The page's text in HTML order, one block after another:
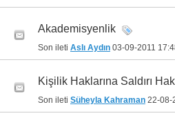
Akademisyenlik
Son ileti Aslı Aydın 03-09-2011
Kişilik Haklarına Saldırı
Son ileti Süheyla Kahraman 22-08-